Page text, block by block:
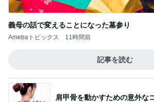
義母の話で変えることになった墓参り
Amebaトピックス 11時間前
記事を読む
肩甲骨を動かすための意外な